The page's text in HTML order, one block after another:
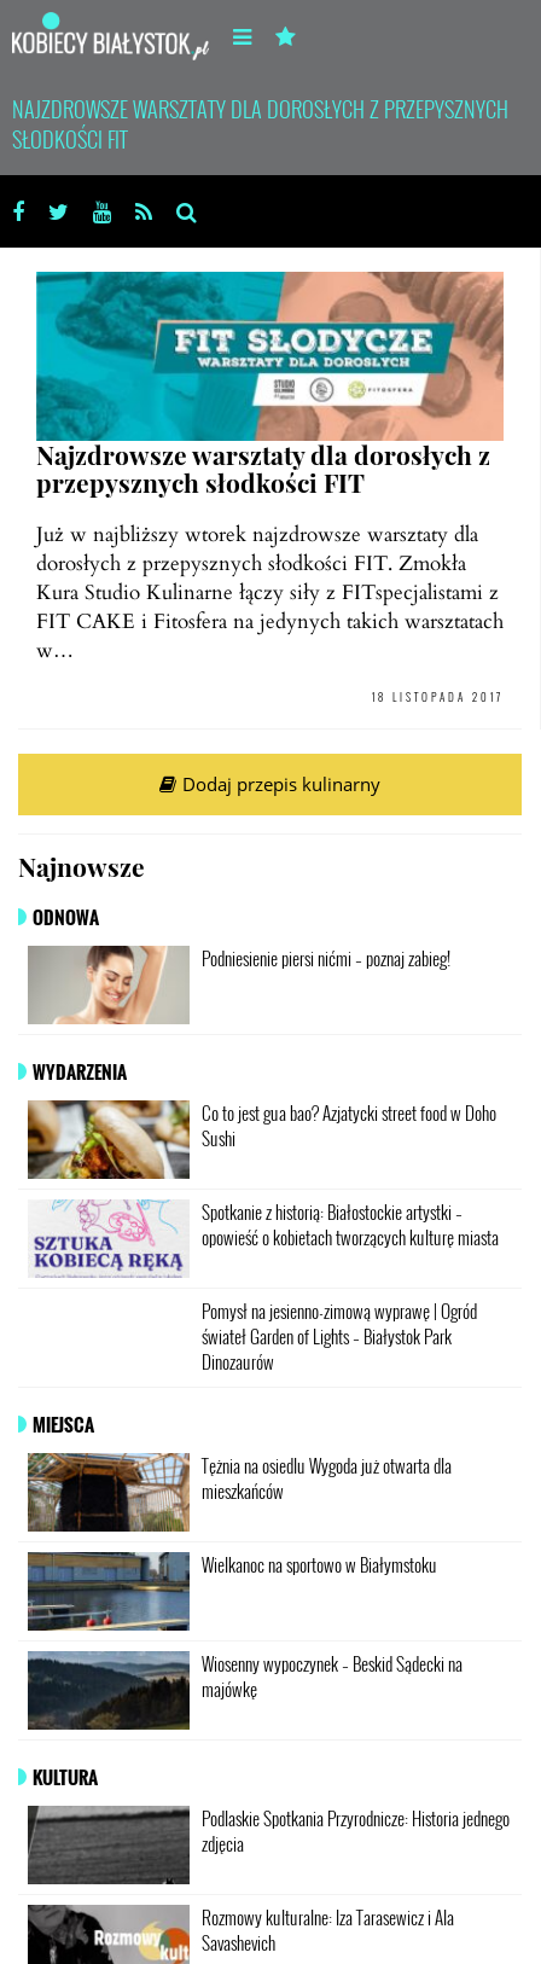
NAJZDROWSZE WARSZTATY DLA DOROSŁYCH Z PRZEPYSZNYCH
SŁODKOŚCI FIT
Najzdrowsze warsztaty dla dorosłych z
przepysznych słodkości FIT
Już w najbliższy wtorek najzdrowsze warsztaty dla
dorosłych z przepysznych słodkości FIT. Zmokła
Kura Studio Kulinarne łączy siły z FITspecjalistami z
FIT CAKE i Fitosfera na jedynych takich warsztatach
w…
18 LISTOPADA 2017
Dodaj przepis kulinarny
Najnowsze
ODNOWA
Podniesienie piersi nićmi – poznaj zabieg!
WYDARZENIA
Co to jest gua bao? Azjatycki street food w Doho
Sushi
Spotkanie z historią: Białostockie artystki –
opowieść o kobietach tworzących kulturę miasta
Pomysł na jesienno-zimową wyprawę | Ogród
świateł Garden of Lights – Białystok Park
Dinozaurów
MIEJSCA
Tężnia na osiedlu Wygoda już otwarta dla
mieszkańców
Wielkanoc na sportowo w Białymstoku
Wiosenny wypoczynek – Beskid Sądecki na
majówkę
KULTURA
Podlaskie Spotkania Przyrodnicze: Historia jednego
zdjęcia
Rozmowy kulturalne: Iza Tarasewicz i Ala
Savashevich